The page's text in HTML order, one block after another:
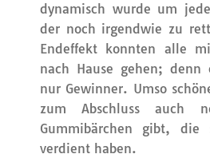
dynamisch wurde um
der noch irgendwie zu
Endeffekt konnten alle
nach Hause gehen; denn
nur Gewinner. Umso
zum Abschluss auch
Gummibärchen gibt,
verdient haben.